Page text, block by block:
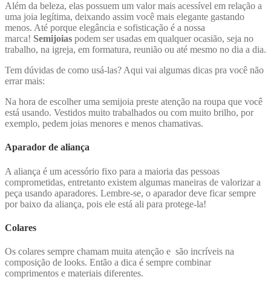
Além da beleza, elas possuem um valor mais acessível em relação a
uma joia legítima, deixando assim você mais elegante gastando
menos. Até porque elegância e sofisticação é a nossa
marca! Semijoias podem ser usadas em qualquer ocasião, seja no
trabalho, na igreja, em formatura, reunião ou até mesmo no dia a dia.
Tem dúvidas de como usá-las? Aqui vai algumas dicas pra você não
errar mais:
Na hora de escolher uma semijoia preste atenção na roupa que você
está usando. Vestidos muito trabalhados ou com muito brilho, por
exemplo, pedem joias menores e menos chamativas.
Aparador de aliança
A aliança é um acessório fixo para a maioria das pessoas
comprometidas, entretanto existem algumas maneiras de valorizar a
peça usando aparadores. Lembre-se, o aparador deve ficar sempre
por baixo da aliança, pois ele está ali para protege-la!
Colares
Os colares sempre chamam muita atenção e são incríveis na
composição de looks. Então a dica é sempre combinar
comprimentos e materiais diferentes.